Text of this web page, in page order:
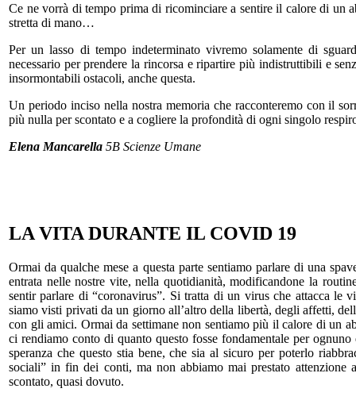
Ce ne vorrà di tempo prima di ricominciare a sentire il calore di un
stretta di mano…
Per un lasso di tempo indeterminato vivremo solamente di
necessario per prendere la rincorsa e ripartire più indistruttibili e
insormontabili ostacoli, anche questa.
Un periodo inciso nella nostra memoria che racconteremo con il
più nulla per scontato e a cogliere la profondità di ogni singolo
Elena Mancarella 5B Scienze Umane
LA VITA DURANTE IL COVID 19
Ormai da qualche mese a questa parte sentiamo parlare di una
entrata nelle nostre vite, nella quotidianità, modificandone la
sentir parlare di “coronavirus”. Si tratta di un virus che attacca le
siamo visti privati da un giorno all’altro della libertà, degli affetti,
con gli amici. Ormai da settimane non sentiamo più il calore di un
ci rendiamo conto di quanto questo fosse fondamentale per
speranza che questo stia bene, che sia al sicuro per poterlo
sociali” in fin dei conti, ma non abbiamo mai prestato attenzione
scontato, quasi dovuto.